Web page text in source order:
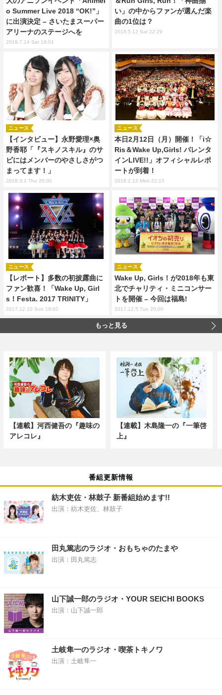
o Summer Live 2018 “OK!”」
に出演決定 – さいたまスーパー
アリーナのステージへを
2018.7.14 Sat 19:01
い」の中からファンが選んだ楽
曲の1位は？
2018.5.12 Sat 22:29
【インタビュー】永野愛理×奥
野香耶「『スキノスキル』のサ
ビにはメンバーのやさしさがつ
まってます！」
ニュース
2018.3.1 Thu 20:00
本日2月12日（月）開催！「i☆
Ris＆Wake Up,Girls! バレンタ
インLIVE!!」オフィシャルレポ
ートが到着！
ニュース
2018.2.12 Mon 22:15
【レポート】多数の初披露曲に
ファン歓喜！「Wake Up, Girl
s！Festa. 2017 TRINITY」
ニュース
2017.12.10 Sun 19:02
Wake Up, Girls！が2018年も東
北でチャリティ・ミニコンサー
トを開催 – 今回は福島!
ニュース
2017.12.5 Tue 20:00
もっと見る
【連載】河西健吾の『趣味の
アレコレ』
【連載】木島隆一の『一筆啓
上』
番組更新情報
紡木吏佐・林鼓子 新番組始めます!!
出演：紡木吏佐、林鼓子
田丸篤志のラジオ・おもちゃのたまや
出演：田丸篤志
山下誠一郎のラジオ・YOUR SEICHI BOOKS
出演：山下誠一郎
土岐隼一のラジオ・喫茶トキノワ
出演：土岐隼一